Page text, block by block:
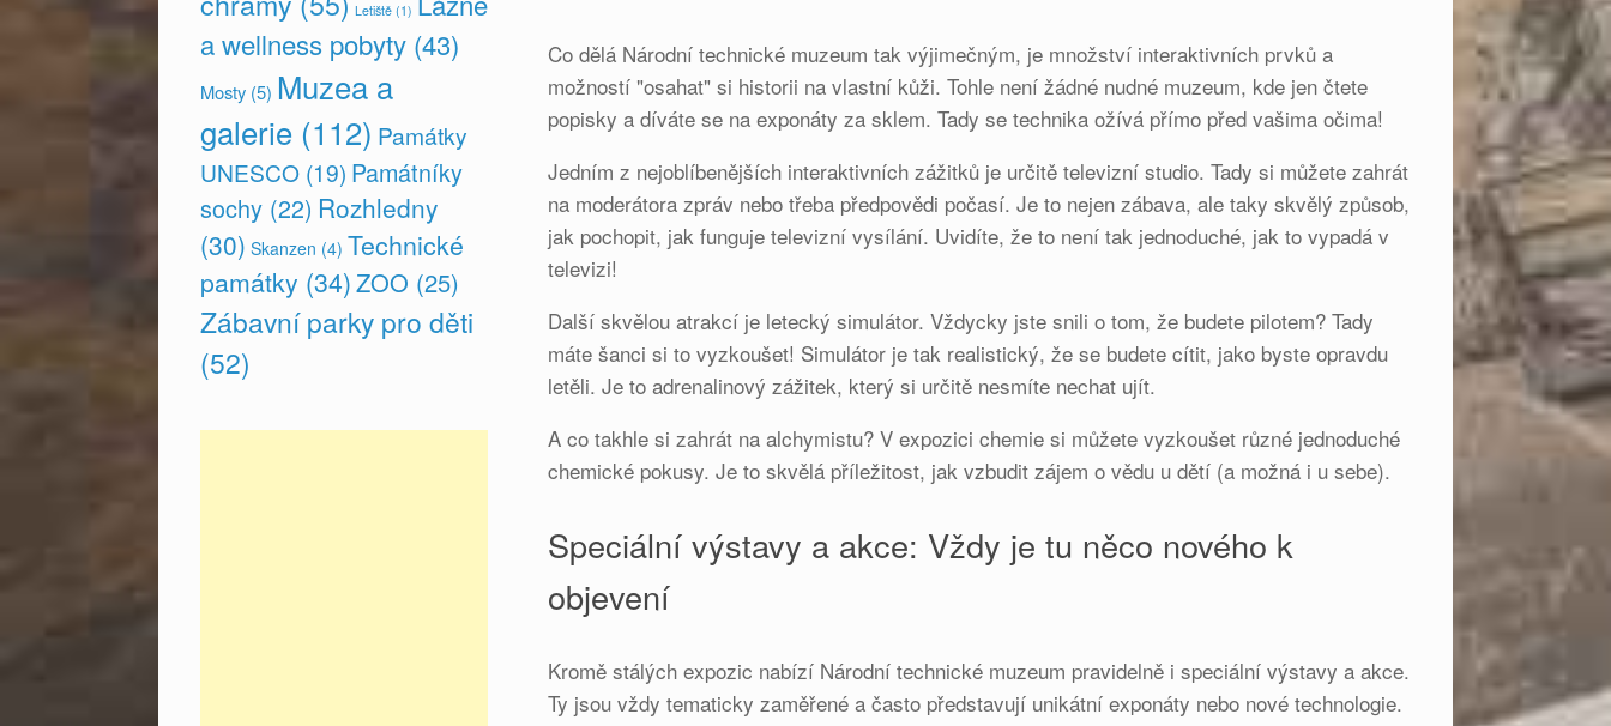
Co dělá Národní technické muzeum tak výjimečným, je množství interaktivních prvků a
možností "osahat" si historii na vlastní kůži. Tohle není žádné nudné muzeum, kde jen čtete
popisky a díváte se na exponáty za sklem. Tady se technika ožívá přímo před vašima očima!
Jedním z nejoblíbenějších interaktivních zážitků je určitě televizní studio. Tady si můžete zahrát
na moderátora zpráv nebo třeba předpovědi počasí. Je to nejen zábava, ale taky skvělý způsob,
jak pochopit, jak funguje televizní vysílání. Uvidíte, že to není tak jednoduché, jak to vypadá v
televizi!
Další skvělou atrakcí je letecký simulátor. Vždycky jste snili o tom, že budete pilotem? Tady
máte šanci si to vyzkoušet! Simulátor je tak realistický, že se budete cítit, jako byste opravdu
letěli. Je to adrenalinový zážitek, který si určitě nesmíte nechat ujít.
A co takhle si zahrát na alchymistu? V expozici chemie si můžete vyzkoušet různé jednoduché
chemické pokusy. Je to skvělá příležitost, jak vzbudit zájem o vědu u dětí (a možná i u sebe).
Speciální výstavy a akce: Vždy je tu něco nového k
objevení
Kromě stálých expozic nabízí Národní technické muzeum pravidelně i speciální výstavy a akce.
Ty jsou vždy tematicky zaměřené a často představují unikátní exponáty nebo nové technologie.
Letiště (1)
a wellness pobyty (43)
Mosty (5) Muzea a
galerie (112) Památky
UNESCO (19) Památníky
sochy (22) Rozhledny
(30) Skanzen (4) Technické
památky (34)ZOO (25)
Zábavní parky pro děti
(52)